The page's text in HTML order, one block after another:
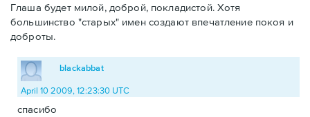
Глаша будет милой, доброй, покладистой. Хотя
большинство "старых" имен создают впечатление покоя и
доброты.
blackabbat
April 10 2009, 12:23:30 UTC
спасибо